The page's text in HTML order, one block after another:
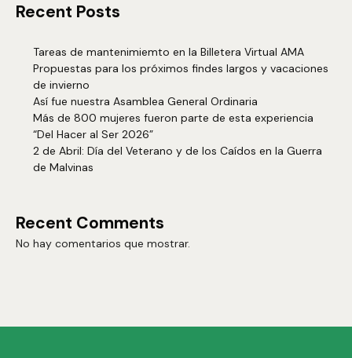
Recent Posts
Tareas de mantenimiemto en la Billetera Virtual AMA
Propuestas para los próximos findes largos y vacaciones
de invierno
Así fue nuestra Asamblea General Ordinaria
Más de 800 mujeres fueron parte de esta experiencia
“Del Hacer al Ser 2026”
2 de Abril: Día del Veterano y de los Caídos en la Guerra
de Malvinas
Recent Comments
No hay comentarios que mostrar.